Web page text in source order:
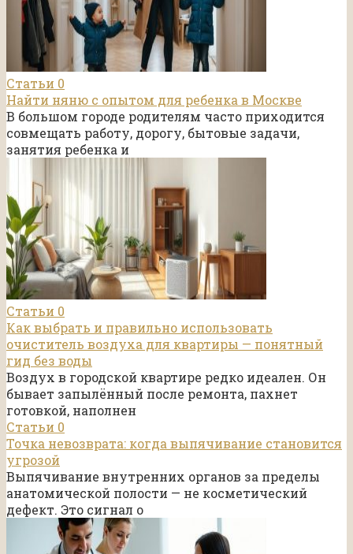
Статьи 0
Найти няню с опытом для ребенка в Москве
В большом городе родителям часто приходится
совмещать работу, дорогу, бытовые задачи,
занятия ребенка и
Статьи 0
Как выбрать и правильно использовать
очиститель воздуха для квартиры — понятный
гид без воды
Воздух в городской квартире редко идеален. Он
бывает запылённый после ремонта, пахнет
готовкой, наполнен
Статьи 0
Точка невозврата: когда выпячивание становится
угрозой
Выпячивание внутренних органов за пределы
анатомической полости — не косметический
дефект. Это сигнал о